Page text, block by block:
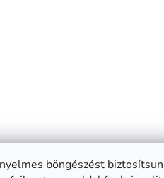
böngészést